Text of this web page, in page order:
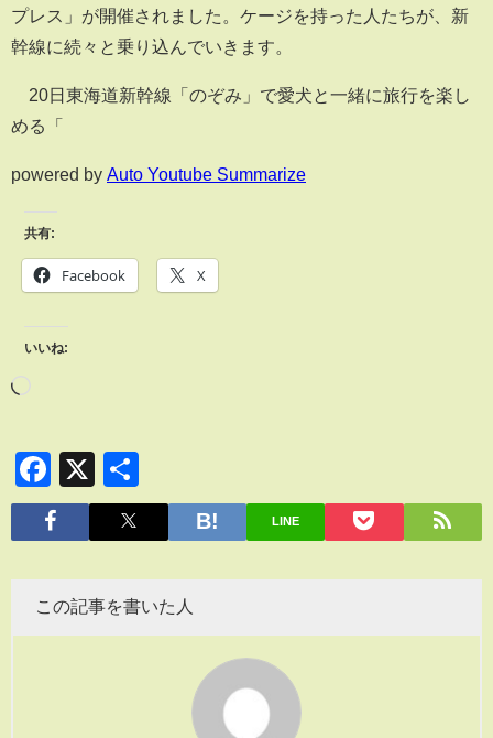
プレス」が開催されました。ケージを持った人たちが、新
幹線に続々と乗り込んでいきます。
20日東海道新幹線「のぞみ」で愛犬と一緒に旅行を楽し
める「
powered by Auto Youtube Summarize
共有:
Facebook X
いいね:
Facebook
X
有
LINE
この記事を書いた人